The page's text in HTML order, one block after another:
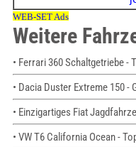
Weitere
• Ferrari 360 Schaltgetriebe -
• Dacia Duster Extreme 150 -
• Einzigartiges Fiat
• VW T6 California Ocean -